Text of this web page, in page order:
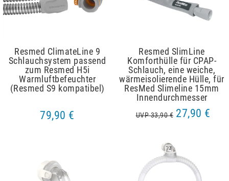
Resmed ClimateLine 9
Schlauchsystem passend
zum Resmed H5i
Warmluftbefeuchter
(Resmed S9 kompatibel)
79,90 €
Resmed SlimLine
Komforthülle für CPAP-
Schlauch, eine weiche,
wärmeisolierende Hülle, für
ResMed Slimeline 15mm
Innendurchmesser
UVP 33,90 € 27,90 €